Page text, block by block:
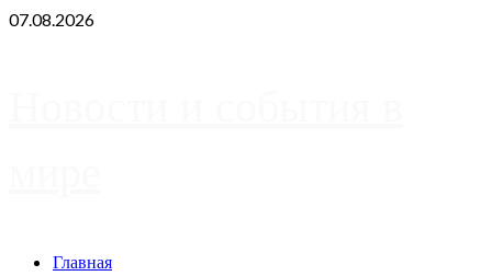
Skip
07.08.2026
PrimaryГлавная